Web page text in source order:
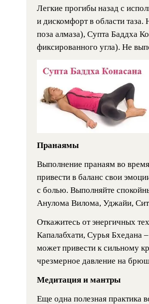
Легкие прогибы назад с
и дискомфорт в области
поза алмаза), Супта Баддха
фиксированного угла). Не
Пранаямы
Выполнение пранаям во
привести в баланс свои
с болью. Выполняйте
Анулома Вилома, Уджайи,
Откажитесь от энергичных
Капалабхати, Сурья Бхедана
может привести к сильному
чрезмерное давление на
Медитация и мантры
Еще одна полезная практика